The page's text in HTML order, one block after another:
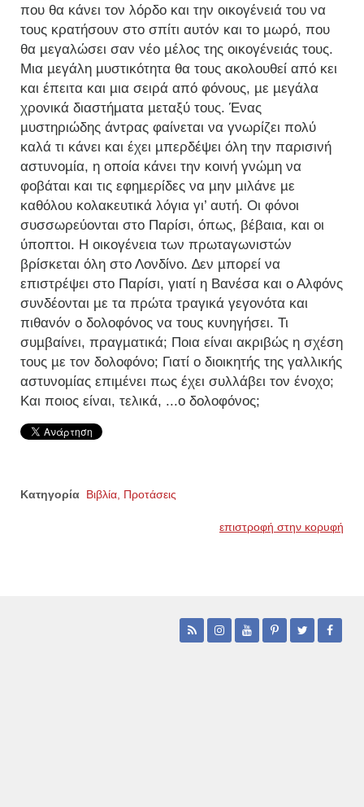
που θα κάνει τον λόρδο και την οικογένειά του να
τους κρατήσουν στο σπίτι αυτόν και το µωρό, που
θα µεγαλώσει σαν νέο µέλος της οικογένειάς τους.
Μια µεγάλη µυστικότητα θα τους ακολουθεί από κει
και έπειτα και µια σειρά από φόνους, µε µεγάλα
χρονικά διαστήµατα µεταξύ τους. Ένας
µυστηριώδης άντρας φαίνεται να γνωρίζει πολύ
καλά τι κάνει και έχει µπερδέψει όλη την παρισινή
αστυνοµία, η οποία κάνει την κοινή γνώµη να
φοβάται και τις εφηµερίδες να µην µιλάνε µε
καθόλου κολακευτικά λόγια γι’ αυτή. Οι φόνοι
συσσωρεύονται στο Παρίσι, όπως, βέβαια, και οι
ύποπτοι. Η οικογένεια των πρωταγωνιστών
βρίσκεται όλη στο Λονδίνο. ∆εν µπορεί να
επιστρέψει στο Παρίσι, γιατί η Βανέσα και ο Αλφόνς
συνδέονται µε τα πρώτα τραγικά γεγονότα και
πιθανόν ο δολοφόνος να τους κυνηγήσει. Τι
συµβαίνει, πραγµατικά; Ποια είναι ακριβώς η σχέση
τους µε τον δολοφόνο; Γιατί ο διοικητής της γαλλικής
αστυνοµίας επιµένει πως έχει συλλάβει τον ένοχο;
Και ποιος είναι, τελικά, ...ο δολοφόνος;
Κατηγορία Βιβλία, Προτάσεις
επιστροφή στην κορυφή